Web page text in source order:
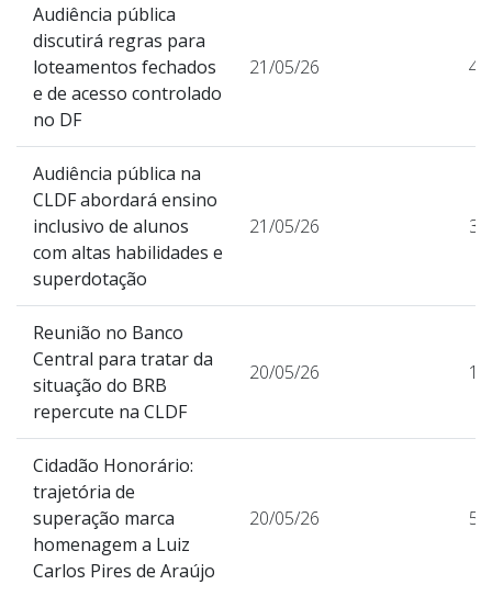
Audiência pública
discutirá regras para
loteamentos fechados
e de acesso controlado
no DF
21/05/26
Audiência pública na
CLDF abordará ensino
inclusivo de alunos
com altas habilidades e
superdotação
21/05/26
Reunião no Banco
Central para tratar da
situação do BRB
repercute na CLDF
20/05/26
Cidadão Honorário:
trajetória de
superação marca
homenagem a Luiz
Carlos Pires de Araújo
20/05/26